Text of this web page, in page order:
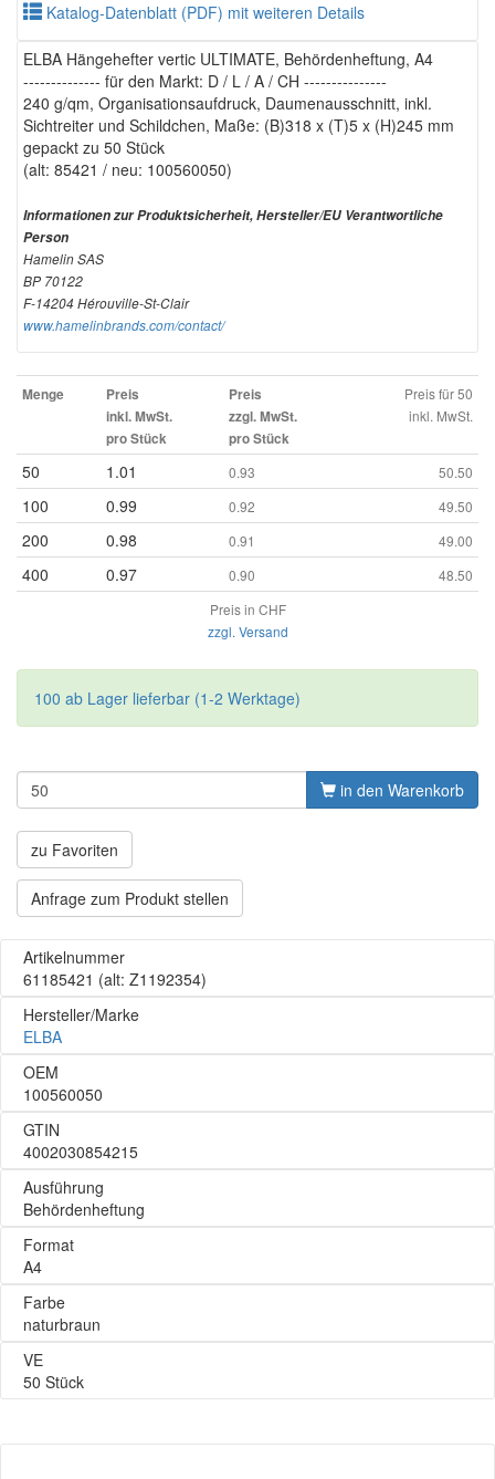
Katalog-Datenblatt (PDF) mit weiteren Details
ELBA Hängehefter vertic ULTIMATE, Behördenheftung, A4
-------------- für den Markt: D / L / A / CH ---------------
240 g/qm, Organisationsaufdruck, Daumenausschnitt, inkl.
Sichtreiter und Schildchen, Maße: (B)318 x (T)5 x (H)245 mm
gepackt zu 50 Stück
(alt: 85421 / neu: 100560050)
Informationen zur Produktsicherheit, Hersteller/EU Verantwortliche
Person
Hamelin SAS
BP 70122
F-14204 Hérouville-St-Clair
www.hamelinbrands.com/contact/
Menge
Preis
inkl. MwSt.
pro Stück
Preis
zzgl. MwSt.
pro Stück
Preis für 50
inkl. MwSt.
50 1.01 0.93 50.50
100 0.99 0.92 49.50
200 0.98 0.91 49.00
400 0.97 0.90
48.50
Preis in CHF
zzgl. Versand
100 ab Lager lieferbar (1-2 Werktage)
in den Warenkorb
zu Favoriten
Anfrage zum Produkt stellen
Artikelnummer
61185421 (alt: Z1192354)
Hersteller/Marke
ELBA
OEM
100560050
GTIN
4002030854215
Ausführung
Behördenheftung
Format
A4
Farbe
naturbraun
VE
50 Stück